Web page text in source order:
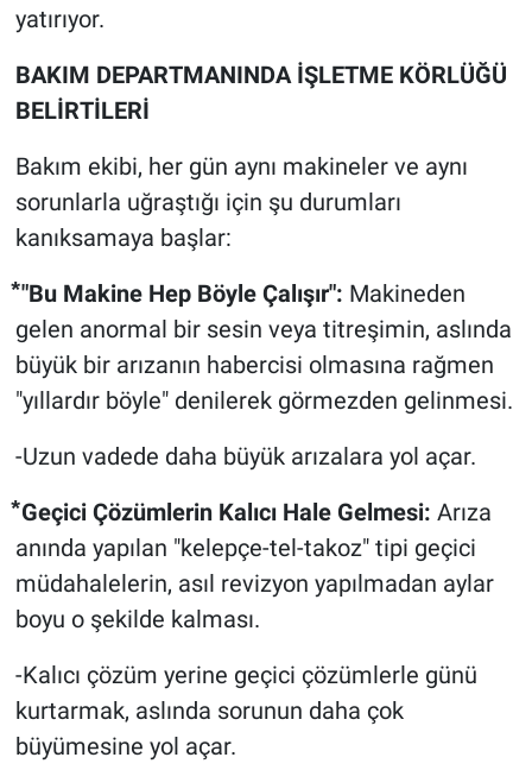
yatırıyor.
BAKIM DEPARTMANINDA İŞLETME KÖRLÜĞÜ
BELİRTİLERİ
​Bakım ekibi, her gün aynı makineler ve aynı
sorunlarla uğraştığı için şu durumları
kanıksamaya başlar:
⃰ "Bu Makine Hep Böyle Çalışır": Makineden
gelen anormal bir sesin veya titreşimin, aslında
büyük bir arızanın habercisi olmasına rağmen
"yıllardır böyle" denilerek görmezden gelinmesi.
-Uzun vadede daha büyük arızalara yol açar.
⃰ Geçici Çözümlerin Kalıcı Hale Gelmesi: Arıza
anında yapılan "kelepçe-tel-takoz" tipi geçici
müdahalelerin, asıl revizyon yapılmadan aylar
boyu o şekilde kalması.
-Kalıcı çözüm yerine geçici çözümlerle günü
kurtarmak, aslında sorunun daha çok
büyümesine yol açar.